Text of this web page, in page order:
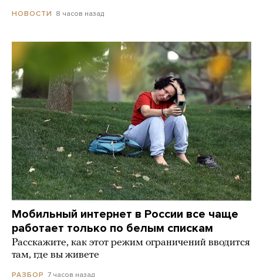
НОВОСТИ 8 часов назад
Мобильный интернет в России все чаще
работает только по белым спискам
Расскажите, как этот режим ограничений вводится
там, где вы живете
РАЗБОР 7 часов назад